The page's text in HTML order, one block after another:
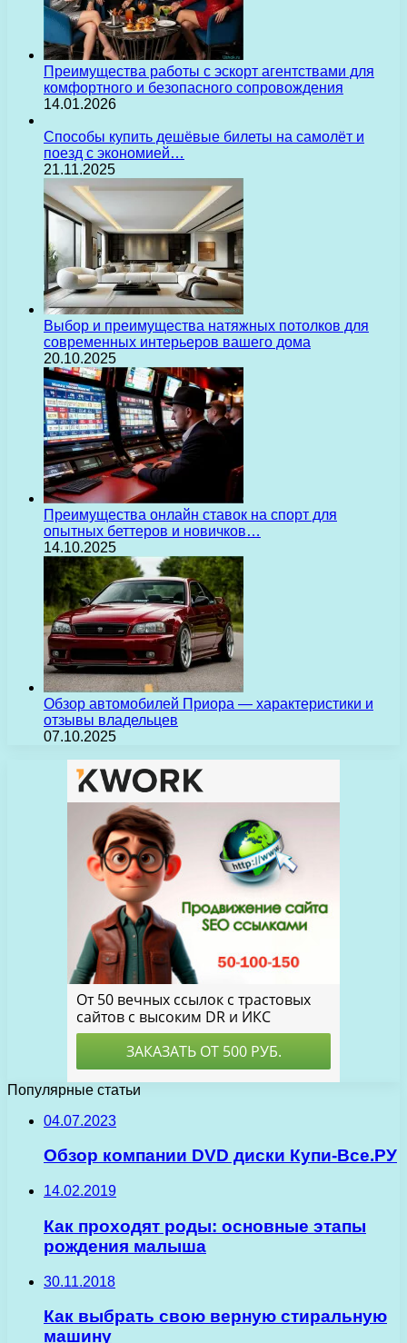
Преимущества работы с эскорт агентствами для
комфортного и безопасного сопровождения
14.01.2026
Способы купить дешёвые билеты на самолёт и
поезд с экономией…
21.11.2025
Выбор и преимущества натяжных потолков для
современных интерьеров вашего дома
20.10.2025
Преимущества онлайн ставок на спорт для
опытных беттеров и новичков…
14.10.2025
Обзор автомобилей Приора — характеристики и
отзывы владельцев
07.10.2025
Популярные статьи
04.07.2023
Обзор компании DVD диски Купи-Все.РУ
14.02.2019
Как проходят роды: основные этапы
рождения малыша
30.11.2018
Как выбрать свою верную стиральную
машину